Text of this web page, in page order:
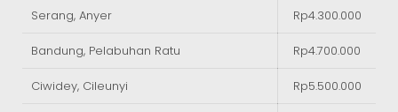
Serang, Anyer Rp4.300.000
Bandung, Pelabuhan Ratu Rp4.700.000
Ciwidey, Cileunyi Rp5.500.000